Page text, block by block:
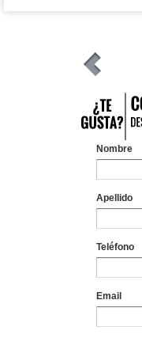
Nombre
Apellido
Teléfono
Email